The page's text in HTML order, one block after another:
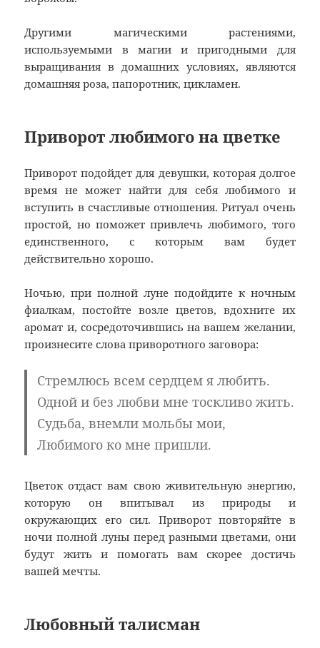
Другими магическими растениями,
используемыми в магии и пригодными для
выращивания в домашних условиях, являются
домашняя роза, папоротник, цикламен.
Приворот любимого на цветке
Приворот подойдет для девушки, которая долгое
время не может найти для себя любимого и
вступить в счастливые отношения. Ритуал очень
простой, но поможет привлечь любимого, того
единственного, с которым вам будет
действительно хорошо.
Ночью, при полной луне подойдите к ночным
фиалкам, постойте возле цветов, вдохните их
аромат и, сосредоточившись на вашем желании,
произнесите слова приворотного заговора:
Стремлюсь всем сердцем я любить.
Одной и без любви мне тоскливо жить.
Судьба, внемли мольбы мои,
Любимого ко мне пришли.
Цветок отдаст вам свою живительную энергию,
которую он впитывал из природы и
окружающих его сил. Приворот повторяйте в
ночи полной луны перед разными цветами, они
будут жить и помогать вам скорее достичь
вашей мечты.
Любовный талисман